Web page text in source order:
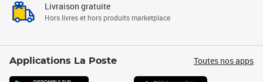
Livraison gratuite
Hors livres et hors produits marketplace
Applications La Poste Toutes nos apps